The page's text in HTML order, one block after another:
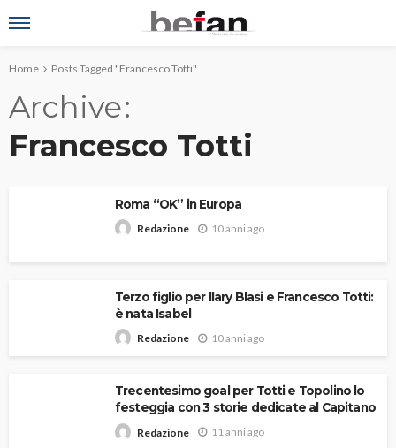
Home Posts Tagged "Francesco Totti"
Archive
Francesco Totti
Roma “OK” in Europa
Redazione 10 anni ago
Terzo figlio per Ilary Blasi e Francesco Totti:
è nata Isabel
Redazione 10 anni ago
Trecentesimo goal per Totti e Topolino lo
festeggia con 3 storie dedicate al Capitano
Redazione 11 anni ago